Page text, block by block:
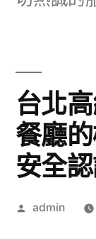
台北
餐廳
安全
作
admin